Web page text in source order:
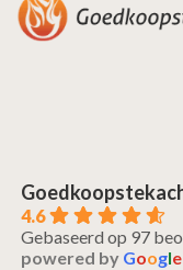
4.6
Gebaseerd op 97
powered by Google